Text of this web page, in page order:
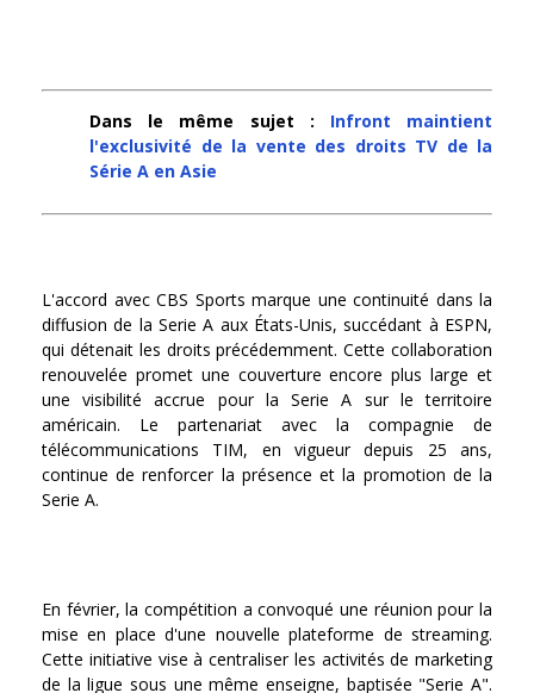
Dans le même sujet : Infront maintient
l'exclusivité de la vente des droits TV de la
Série A en Asie
L'accord avec CBS Sports marque une continuité dans la
diffusion de la Serie A aux États-Unis, succédant à ESPN,
qui détenait les droits précédemment. Cette collaboration
renouvelée promet une couverture encore plus large et
une visibilité accrue pour la Serie A sur le territoire
américain. Le partenariat avec la compagnie de
télécommunications TIM, en vigueur depuis 25 ans,
continue de renforcer la présence et la promotion de la
Serie A.
En février, la compétition a convoqué une réunion pour la
mise en place d'une nouvelle plateforme de streaming.
Cette initiative vise à centraliser les activités de marketing
de la ligue sous une même enseigne, baptisée "Serie A".